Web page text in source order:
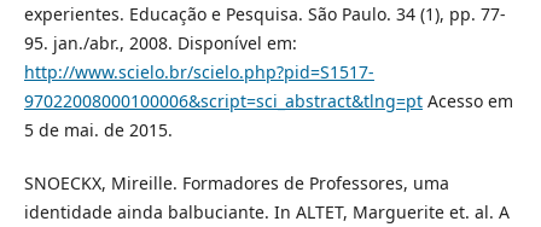
experientes. Educação e Pesquisa. São Paulo. 34 (1), pp. 77-
95. jan./abr., 2008. Disponível em:
http://www.scielo.br/scielo.php?pid=S1517-
97022008000100006&script=sci_abstract&tlng=ptAcesso em
5 de mai. de 2015.
SNOECKX, Mireille. Formadores de Professores, uma
identidade ainda balbuciante. In ALTET, Marguerite et. al. A